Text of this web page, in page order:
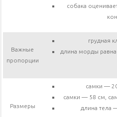
собака
Важные
пропорции
грудная
длина морды
Размеры
самки —
самки — 58 см,
длина тела